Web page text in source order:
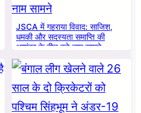
JSCA में गहराया विवाद: साजिश,
धमकी और सदस्यता समाप्ति की
आशंका के बीच बड़े नाम सामने